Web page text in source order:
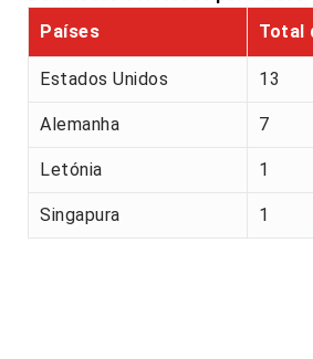
Países
Total
Estados Unidos 13
Alemanha 7
Letónia 1
Singapura 1